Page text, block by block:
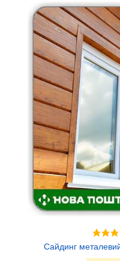
САЙДИНГ:
Металевий 19
Пластиковий 13
Пластиковий 13
Металевий
ВИРОБНИК
Будсервіс
Фасайдинг 13
Фасайдинг 13
Будсервіс 19
КОЛІР САЙДИНГА:
Сайдинг